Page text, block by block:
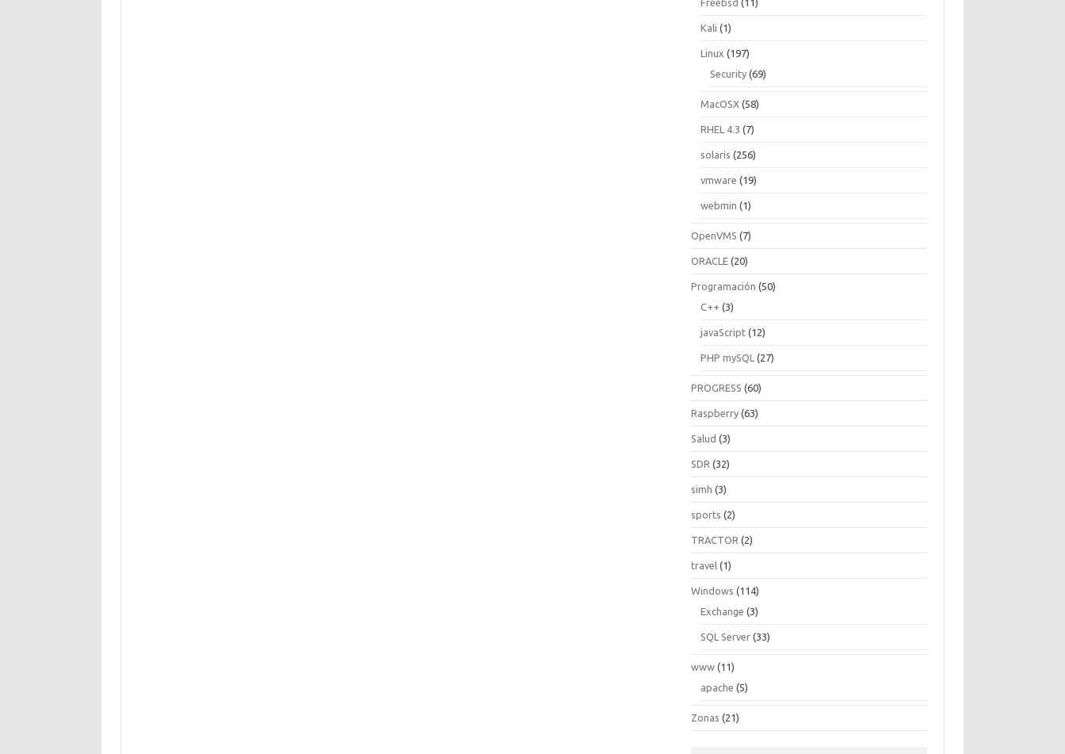
Freebsd (11)
Kali (1)
Linux (197)
Security (69)
MacOSX (58)
RHEL 4.3 (7)
solaris (256)
vmware (19)
webmin (1)
OpenVMS (7)
ORACLE (20)
Programación (50)
C++ (3)
javaScript (12)
PHP mySQL (27)
PROGRESS (60)
Raspberry (63)
Salud (3)
SDR (32)
simh (3)
sports (2)
TRACTOR (2)
travel (1)
Windows (114)
Exchange (3)
SQL Server (33)
www (11)
apache (5)
Zonas (21)